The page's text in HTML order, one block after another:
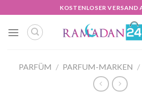
Inhalt
springen
KOSTENLOSER VERSAND
PARFÜM / PARFUM-MARKEN /